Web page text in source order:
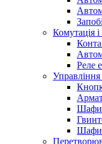
Комутація і
Реле
Управління
Шафи
Шафи